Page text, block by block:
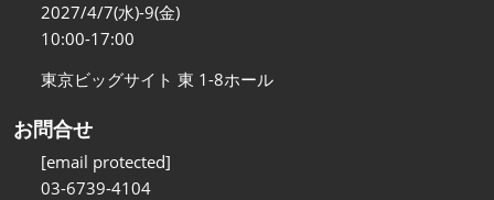
2027/4/7(水)-9(金)
10:00-17:00
東京ビッグサイト 東 1-8ホール
お問合せ
[email protected]
03-6739-4104